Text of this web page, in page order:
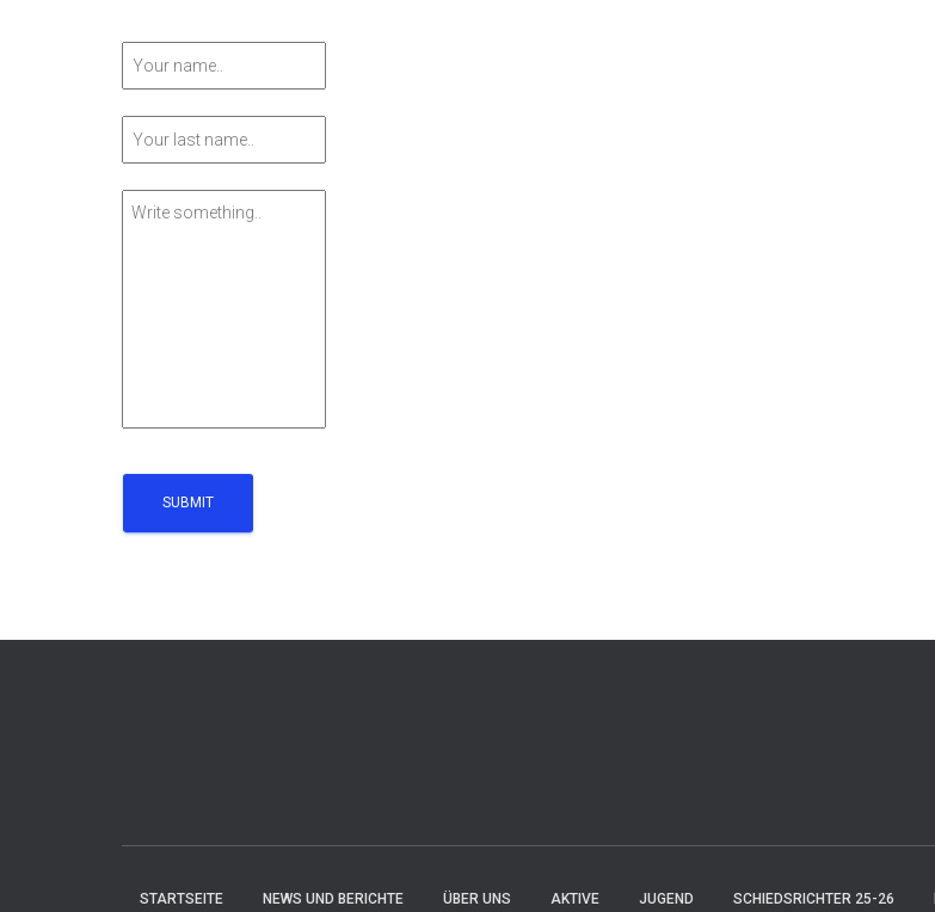
STARTSEITE NEWS UND BERICHTE ÜBER UNS AKTIVE JUGEND SCHIEDSRICHTER 25-26